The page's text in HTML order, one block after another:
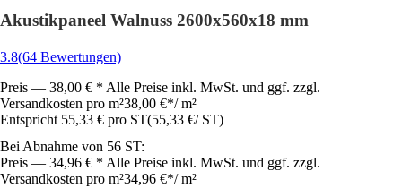
Akustikpaneel Walnuss 2600x560x18 mm
3.8(64 Bewertungen)
Preis — 38,00 € * Alle Preise inkl. MwSt. und ggf. zzgl.
Versandkosten pro m²38,00 €*/ m²
Entspricht 55,33 € pro ST(55,33 €/ ST)
Bei Abnahme von 56 ST:
Preis — 34,96 € * Alle Preise inkl. MwSt. und ggf. zzgl.
Versandkosten pro m²34,96 €*/ m²